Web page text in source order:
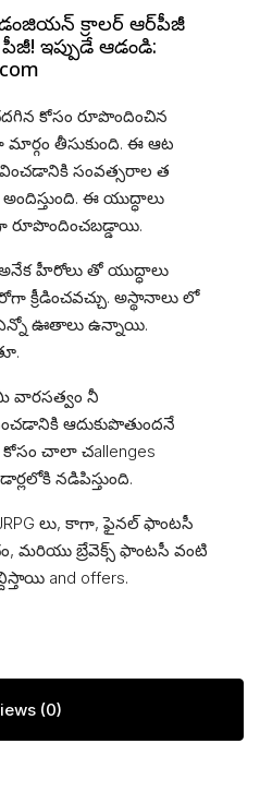
క్రాలర్ ఆర్‌పీజీ
కోసం రూపొందించిన
తీసుకుంది. ఈ ఆట
సంవత్సరాల త
ఈ యుద్ధాలు
రూపొందించబడ్డాయి.
హీరోలు తో యుద్ధాలు
క్రీడించవచ్చు. అస్థానాలు లో
ఎన్నో ఊతాలు ఉన్నాయి.
వారసత్వం నీ
ఆదుకుపొతుందనే
చాలా చallenges
నడిపిస్తుంది.
లు, కాగా, ఫైనల్ ఫాంటసీ
మరియు బ్రేవెక్స్ ఫాంటసీ వంటి
and offers.
(0)